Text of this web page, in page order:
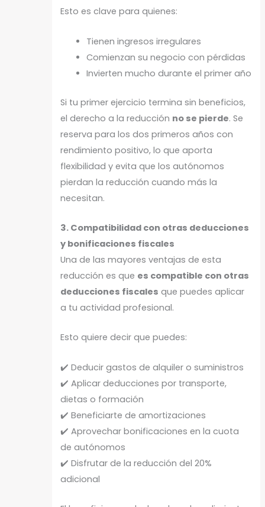
Esto es clave para quienes:
Tienen ingresos irregulares
Comienzan su negocio con pérdidas
Invierten mucho durante el primer año
Si tu primer ejercicio termina sin beneficios,
el derecho a la reducción no se pierde. Se
reserva para los dos primeros años con
rendimiento positivo, lo que aporta
flexibilidad y evita que los autónomos
pierdan la reducción cuando más la
necesitan.
3. Compatibilidad con otras deducciones
y bonificaciones fiscales
Una de las mayores ventajas de esta
reducción es que es compatible con otras
deducciones fiscales que puedes aplicar
a tu actividad profesional.
Esto quiere decir que puedes:
✔️ Deducir gastos de alquiler o suministros
✔️ Aplicar deducciones por transporte,
dietas o formación
✔️ Beneficiarte de amortizaciones
✔️ Aprovechar bonificaciones en la cuota
de autónomos
✔️ Disfrutar de la reducción del 20%
adicional